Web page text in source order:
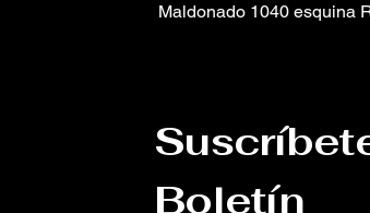
Maldonado 1040 esquina
Boletín